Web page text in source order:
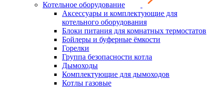
Котельное оборудование
Аксессуары и комплектующие для
котельного оборудования
Блоки питания для комнатных термостатов
Бойлеры и буферные ёмкости
Горелки
Группа безопасности котла
Дымоходы
Комплектующие для дымоходов
Котлы газовые